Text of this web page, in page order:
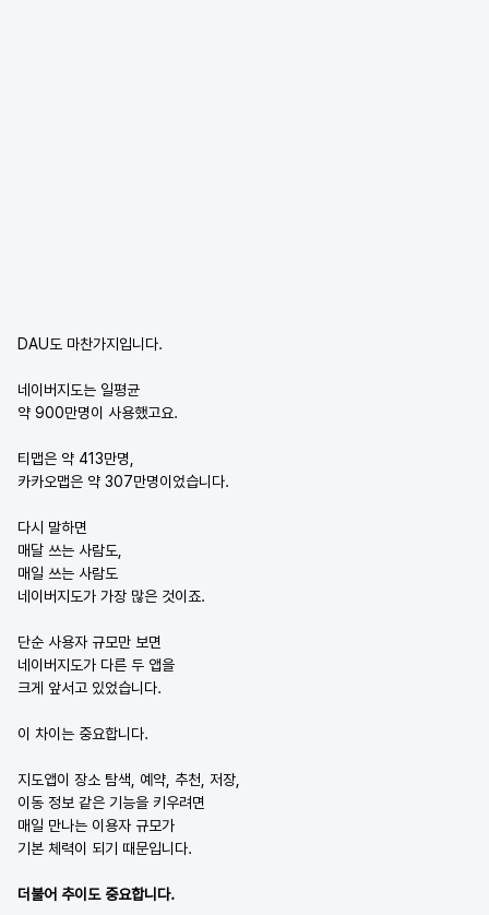
DAU도 마찬가지입니다.
네이버지도는 일평균
약 900만명이 사용했고요.
티맵은 약 413만명,
카카오맵은 약 307만명이었습니다.
다시 말하면
매달 쓰는 사람도,
매일 쓰는 사람도
네이버지도가 가장 많은 것이죠.
단순 사용자 규모만 보면
네이버지도가 다른 두 앱을
크게 앞서고 있었습니다.
이 차이는 중요합니다.
지도앱이 장소 탐색, 예약, 추천, 저장,
이동 정보 같은 기능을 키우려면
매일 만나는 이용자 규모가
기본 체력이 되기 때문입니다.
더불어 추이도 중요합니다.